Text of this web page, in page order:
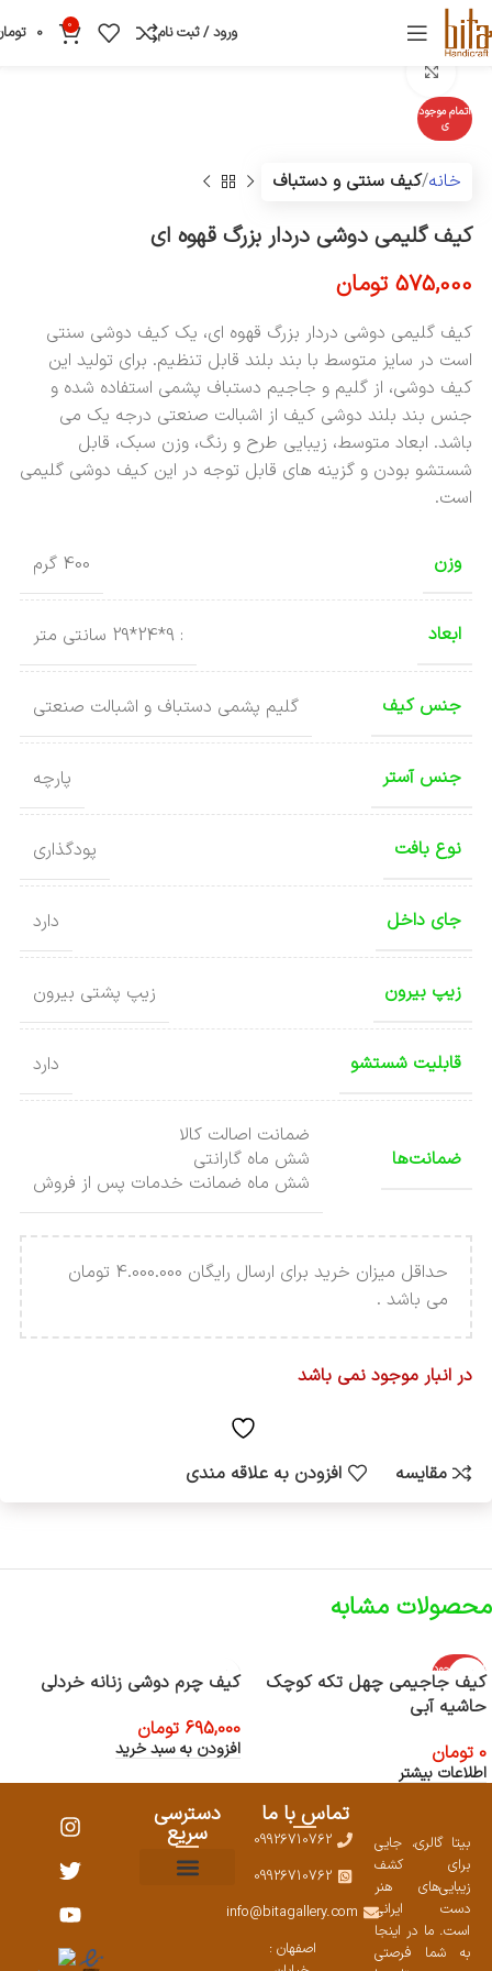
ورود / ثبت نام 0
0
اتمام موجود
ی
خانه کیف سنتی و دستباف
کیف گلیمی دوشی دردار بزرگ قهوه ای
575,000 تومان
کیف گلیمی دوشی دردار بزرگ قهوه ای، یک کیف دوشی سنتی
است در سایز متوسط با بند بلند قابل تنظیم. برای تولید این
کیف دوشی، از گلیم و جاجیم دستباف پشمی استفاده شده و
جنس بند بلند دوشی کیف از اشبالت صنعتی درجه یک می
باشد. ابعاد متوسط، زیبایی طرح و رنگ، وزن سبک، قابل
شستشو بودن و گزینه های قابل توجه در این کیف دوشی گلیمی
است.
وزن 400 گرم
ابعاد : 9*24*29 سانتی متر
جنس کیف گلیم پشمی دستباف و اشبالت صنعتی
جنس آستر پارچه
نوع بافت پودگذاری
جای داخل دارد
زیپ بیرون زیپ پشتی بیرون
قابلیت شستشو دارد
ضمانت‌ها
ضمانت اصالت کالا
شش ماه گارانتی
شش ماه ضمانت خدمات پس از فروش
حداقل میزان خرید برای ارسال رایگان 4.000.000 تومان
می باشد .
در انبار موجود نمی باشد
مقایسه افزودن به علاقه مندی
محصولات مشابه
اتمام موجود
ی
کیف جاجیمی چهل تکه کوچک
حاشیه آبی
0 تومان
اطلاعات بیشتر
کیف چرم دوشی زنانه خردلی
695,000 تومان
افزودن به سبد خرید
بیتا گالری، جایی
برای کشف
زیبایی‌های هنر
دست ایرانی
است. ما در اینجا
به شما فرصتی
تماس با ما
09926710762
09926710762
info@bitagallery.com
اصفهان :
دسترسی
سریع